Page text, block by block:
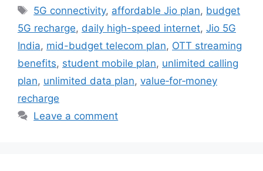
Tags
5G connectivity, affordable Jio plan, budget
5G recharge, daily high-speed internet, Jio 5G
India, mid-budget telecom plan, OTT streaming
benefits, student mobile plan, unlimited calling
plan, unlimited data plan, value‑for‑money
recharge
Leave a comment